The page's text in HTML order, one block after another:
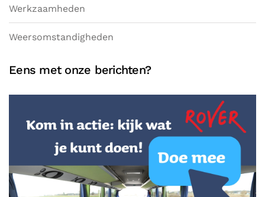
Werkzaamheden
Weersomstandigheden
Eens met onze berichten?